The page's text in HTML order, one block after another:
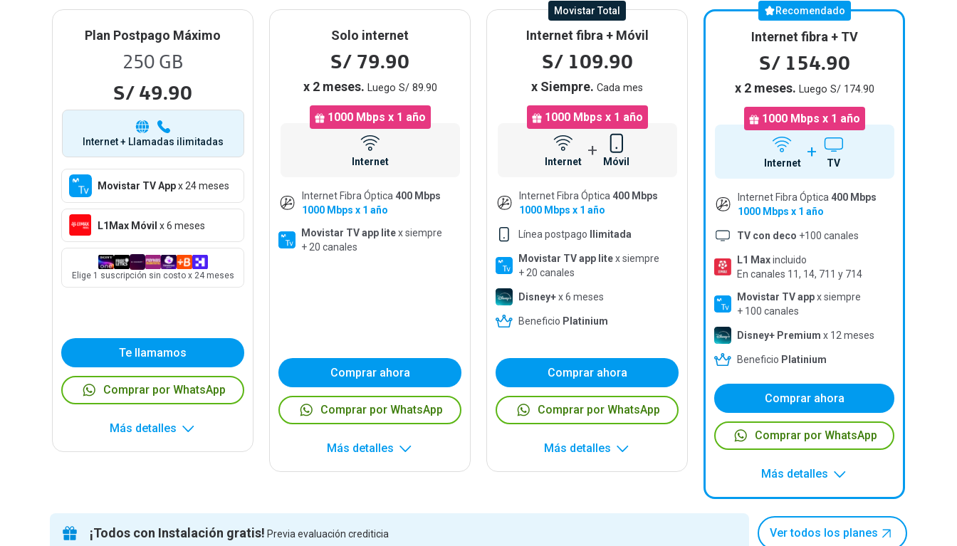
Plan Postpago Máximo
250 GB
S/ 49.90
Internet + Llamadas ilimitadas
Movistar TV Appx 24 meses
L1Max Móvil x 6 meses
Elige 1 suscripción sin costo x 24 meses
Te llamamos
Comprar por WhatsApp
Más detalles
Solo internet
S/ 79.90
x 2 meses. Luego S/ 89.90
1000 Mbps x 1 año
Internet
Internet Fibra Óptica 400 Mbps
1000 Mbps x 1 año
Movistar TV app litex siempre
+ 20 canales
Comprar ahora
Comprar por WhatsApp
Más detalles
Movistar Total
Internet fibra + Móvil
S/ 109.90
x Siempre. Cada mes
1000 Mbps x 1 año
Internet
+
Móvil
Internet Fibra Óptica 400 Mbps
1000 Mbps x 1 año
Línea postpago Ilimitada
Movistar TV app litex siempre
+ 20 canales
Disney+x 6 meses
Beneficio Platinium
Comprar ahora
Comprar por WhatsApp
Más detalles
Recomendado
Internet fibra + TV
S/ 154.90
x 2 meses. Luego S/ 174.90
1000 Mbps x 1 año
Internet
+
TV
Internet Fibra Óptica 400 Mbps
1000 Mbps x 1 año
TV con deco +100 canales
L1 Maxincluido
En canales 11, 14, 711 y 714
Movistar TV appx siempre
+ 100 canales
Disney+ Premium x 12 meses
Beneficio Platinium
Comprar ahora
Comprar por WhatsApp
Más detalles
¡Todos con Instalación gratis! Previa evaluación crediticia Ver todos los planes